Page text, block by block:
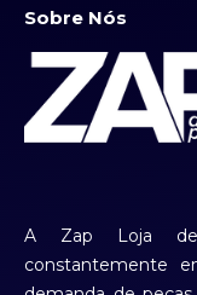
Sobre Nós
A Zap Loja de
constantemente